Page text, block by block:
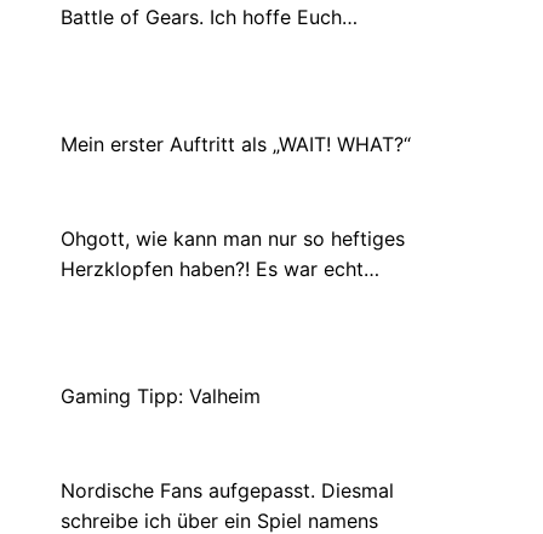
Battle of Gears. Ich hoffe Euch…
Mein erster Auftritt als „WAIT! WHAT?“
Ohgott, wie kann man nur so heftiges
Herzklopfen haben?! Es war echt…
Gaming Tipp: Valheim
Nordische Fans aufgepasst. Diesmal
schreibe ich über ein Spiel namens